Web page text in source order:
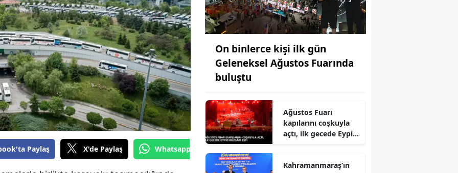
Bolu
Burdur
Bursa
Çanakkale
Çankırı
Çorum
Denizli
Paylaş X'de Paylaş Whatsapp'tan Gönder
On binlerce kişi ilk gün
Geleneksel Ağustos Fuarında
buluştu
Ağustos Fuarı
kapılarını coşkuyla
açtı, ilk gecede Eypio
Kahramanmaraş’ın